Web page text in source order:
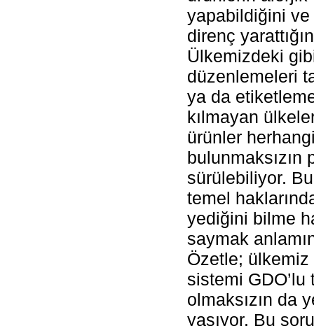
yapabildiğini
direnç
Ülkemizdeki
düzenlemeleri
ya da
kılmayan
ürünler
bulunmaksızın
sürülebiliyor.
temel
yediğini bilme
saymak
Özetle; ülkemiz
sistemi GDO’lu
olmaksızın da
yaşıyor. Bu